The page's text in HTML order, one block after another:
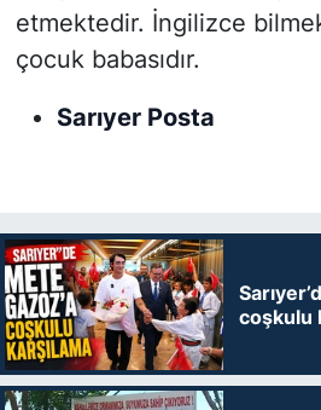
etmektedir. İngilizce
çocuk babasıdır.
Sarıyer Posta
coşkulu